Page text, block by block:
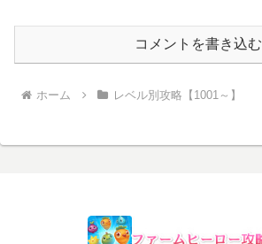
コメントを書き込む
ホーム レベル別攻略【1001～】